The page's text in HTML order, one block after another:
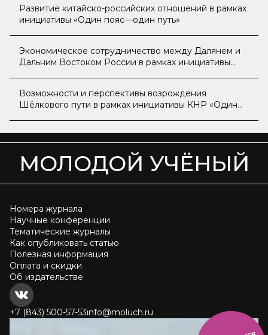
Развитие китайско-российских отношений в рамках
инициативы «Один пояс—один путь»
Экономическое сотрудничество между Далянем и
Дальним Востоком России в рамках инициативы
Возможности и перспективы возрождения
Шёлкового пути в рамках инициативы КНР «Один
МОЛОДОЙ УЧЁНЫЙ
Номера журнала
Научные конференции
Тематические журналы
Как опубликовать статью
Полезная информация
Оплата и скидки
Об издательстве
+7 (843) 500-57-53info@moluch.ru